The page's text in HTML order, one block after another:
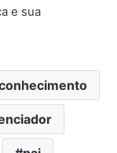
e sua